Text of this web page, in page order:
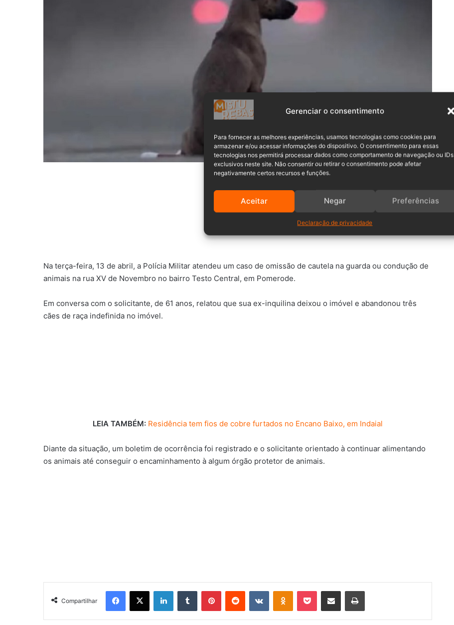
Gerenciar o consentimento
Para fornecer as melhores experiências, usamos tecnologias como cookies para
armazenar e/ou acessar informações do dispositivo. O consentimento para essas
tecnologias nos permitirá processar dados como comportamento de navegação ou IDs
exclusivos neste site. Não consentir ou retirar o consentimento pode afetar
negativamente certos recursos e funções.
Aceitar Negar Preferências
Declaração de privacidade
Na terça-feira, 13 de abril, a Polícia Militar atendeu um caso de omissão de cautela na guarda ou condução de
animais na rua XV de Novembro no bairro Testo Central, em Pomerode.
Em conversa com o solicitante, de 61 anos, relatou que sua ex-inquilina deixou o imóvel e abandonou três
cães de raça indefinida no imóvel.
LEIA TAMBÉM: Residência tem fios de cobre furtados no Encano Baixo, em Indaial
Diante da situação, um boletim de ocorrência foi registrado e o solicitante orientado à continuar alimentando
os animais até conseguir o encaminhamento à algum órgão protetor de animais.
Compartilhar